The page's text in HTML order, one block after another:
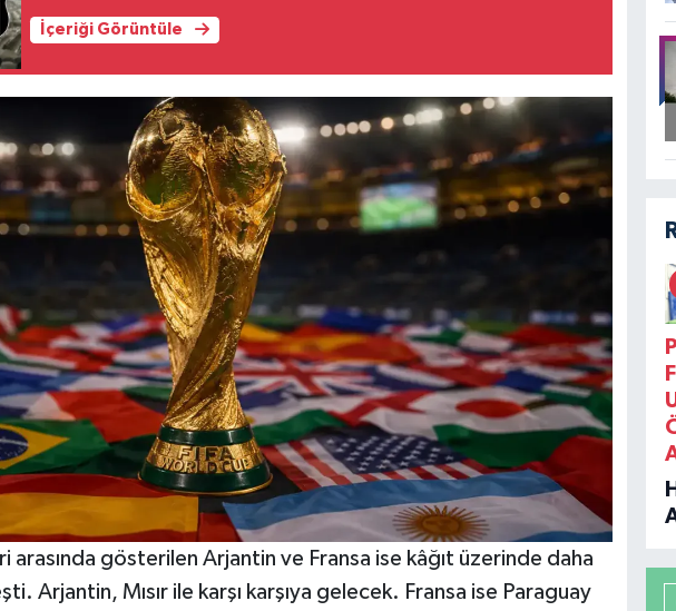
İçeriği Görüntüle
arasında gösterilen Arjantin ve Fransa ise kâğıt üzerinde daha
Arjantin, Mısır ile karşı karşıya gelecek. Fransa ise Paraguay